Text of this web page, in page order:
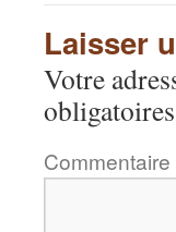
Laisser
Votre
Commentaire